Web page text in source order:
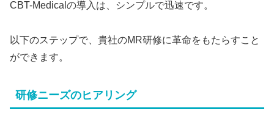
CBT-Medicalの導入は、シンプルで迅速です。
以下のステップで、貴社のMR研修に革命をもたらすこと
ができます。
研修ニーズのヒアリング